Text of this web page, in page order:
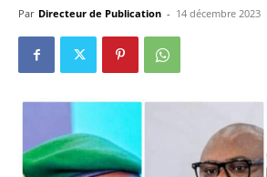
Par Directeur de Publication - 14 décembre 2023